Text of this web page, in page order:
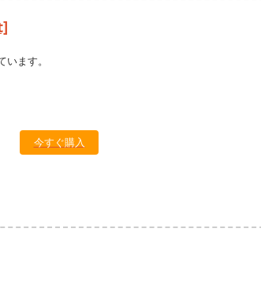
ます。
今すぐ購入